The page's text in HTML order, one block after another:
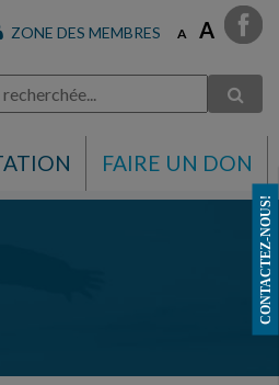
CONTACTEZ-NOUS!
ZONE DES MEMBRES A A
FAIRE UN DON